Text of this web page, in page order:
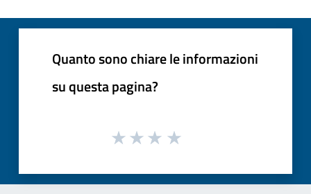
Quanto sono chiare le informazioni
su questa pagina?